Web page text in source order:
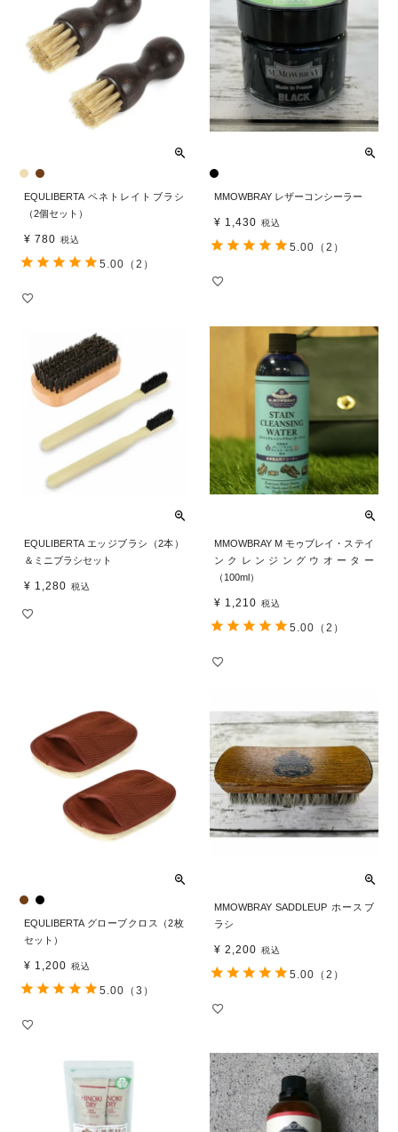
EQULIBERTA ペネトレイトブラシ
（2個セット）
¥ 780 税込
5.00 （2）
MMOWBRAY レザーコンシーラー
¥ 1,430 税込
5.00 （2）
EQULIBERTA エッジブラシ（2本）
＆ミニブラシセット
¥ 1,280 税込
MMOWBRAY M モゥブレイ・ステイ
ンクレンジングウオーター
（100ml）
¥ 1,210 税込
5.00 （2）
EQULIBERTA グローブクロス（2枚
セット）
¥ 1,200 税込
5.00 （3）
MMOWBRAY SADDLEUP ホースブ
ラシ
¥ 2,200 税込
5.00 （2）